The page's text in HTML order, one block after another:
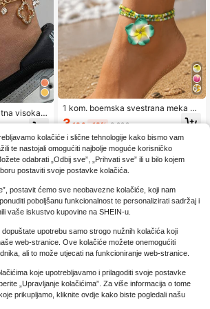
visoka n
s
zlat
obliku čet
ručnog re
lancu
fiksnoj d
za
1 kom. boemska svestrana meka gli
nena višeslojna anklet narukvica z
arite, prikladna za svakodnevno no
šenje, plažu, putovanja i odmore za
muškarce
3.18€ -18% 3.92€
kolačiće i slične tehnologije kako bismo vam
te nastojali omogućiti najbolje moguće korisničko
odabrati „Odbij sve”, „Prihvati sve” ili u bilo kojem
postaviti svoje postavke kolačića.
postavit ćemo sve neobavezne kolačiće, koji nam
poboljšanu funkcionalnost te personalizirati sadržaj i
vaše iskustvo kupovine na SHEIN-u.
dopuštate upotrebu samo strogo nužnih kolačića koji
web-stranice. Ove kolačiće možete onemogućiti
ali to može utjecati na funkcioniranje web-stranice.
koje upotrebljavamo i prilagoditi svoje postavke
„Upravljanje kolačićima”. Za više informacija o tome
prikupljamo, kliknite ovdje kako biste pogledali našu